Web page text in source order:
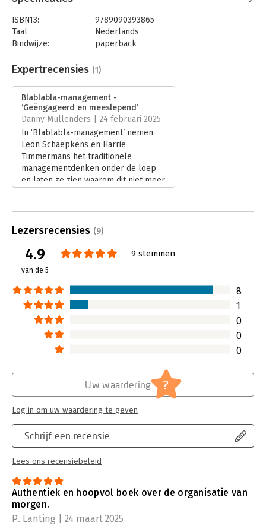
geven.
ISBN13:
9789090393865
Taal:
Nederlands
Bindwijze:
paperback
Uitgever:
Socrates uitgeverij
Verschijningsdatum:
Hoofdrubriek: Leiderschap ,Verandermanagement
Expertrecensies (1)
Blablabla-management -
‘Geëngageerd en meeslepend’
Danny Mullenders | 24 februari 2025
In ‘Blablabla-management’ nemen
Leon Schaepkens en Harrie
Timmermans het traditionele
managementdenken onder de loep
en laten ze zien waarom dit niet meer
stress en een gebrek aan innovatie.
andere manier van organiseren,
waarin de sociale mens centraal
staat.
Lees verder
Lezersrecensies (9)
4.9
van de 5
9 stemmen
8
1
0
0
0
Schrijf een recensie
Lees ons recensiebeleid
Uw waardering ?
Log in om uw waardering te geven
Authentiek en hoopvol boek over de organisatie van
morgen.
P. Lanting | 24 maart 2025